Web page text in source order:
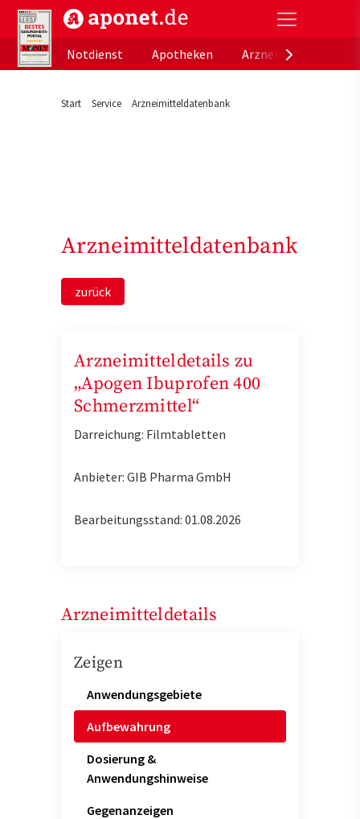
aponet.de - Das offizielle Gesundheitsportal der
Notdienst
Apotheken
Start Service Arzneimitteldatenbank
Arzneimitteldatenbank
zurück
Arzneimitteldetails zu
„Apogen Ibuprofen 400
Schmerzmittel“
Darreichung: Filmtabletten
Anbieter: GIB Pharma GmbH
Bearbeitungsstand: 01.08.2026
Arzneimitteldetails
Zeigen
Anwendungsgebiete
Aufbewahrung
Dosierung &
Anwendungshinweise
Gegenanzeigen